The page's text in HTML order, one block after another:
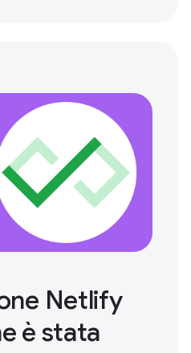
Netlify
è stata